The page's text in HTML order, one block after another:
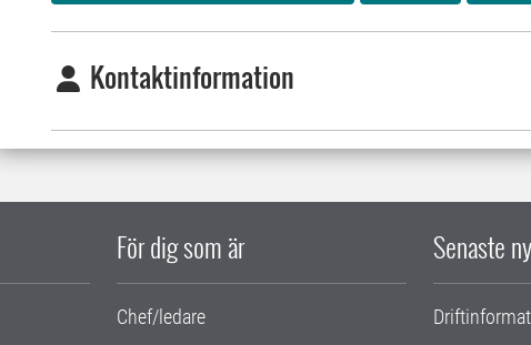
Kontaktinformation
För dig som är
Chef/ledare
Senaste